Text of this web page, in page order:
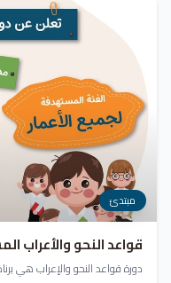
مبتدئ
قواعد النحو والأعراب
دورة قواعد النحو والإعراب هي